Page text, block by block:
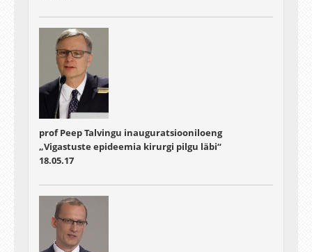
prof Peep Talvingu inauguratsiooniloeng
„Vigastuste epideemia kirurgi pilgu läbi“
18.05.17